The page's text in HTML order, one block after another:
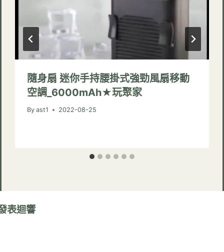
隨身扇 迷你手持腰掛式強勁風扇移動
空調_6000mAh★玩聚家
By ast1 2022-08-25
表迴響